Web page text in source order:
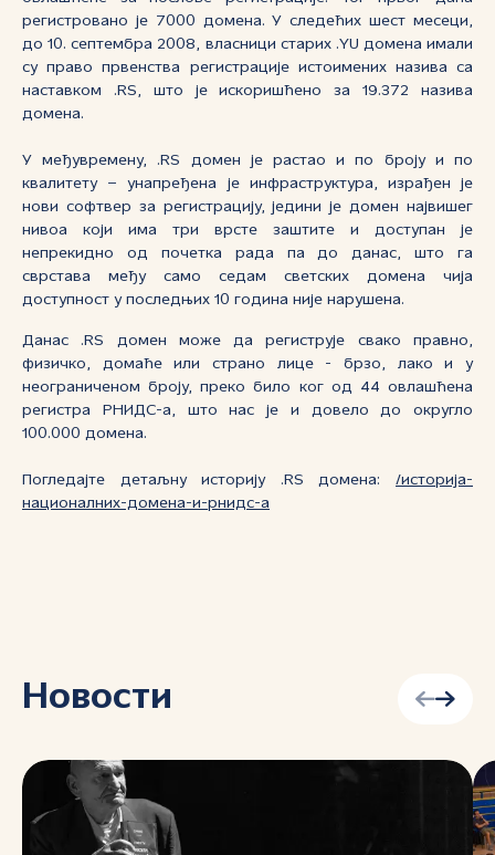
регистровано је 7000 домена. У следећих шест месеци,
до 10. септембра 2008, власници старих .YU домена имали
су право првенства регистрације истоимених назива са
наставком .RS, што је искоришћено за 19.372 назива
домена.
У међувремену, .RS домен је растао и по броју и по
квалитету – унапређена је инфраструктура, израђен је
нови софтвер за регистрацију, једини је домен највишег
нивоа који има три врсте заштите и доступан је
непрекидно од почетка рада па до данас, што га
сврстава међу само седам светских домена чија
доступност у последњих 10 година није нарушена.
Данас .RS домен може да региструје свако правно,
физичко, домаће или страно лице - брзо, лако и у
неограниченом броју, преко било ког од 44 овлашћена
регистра РНИДС-а, што нас је и довело до округло
100.000 домена.
Погледајте детаљну историју .RS домена: /историја-
националних-домена-и-рнидс-а
Новости